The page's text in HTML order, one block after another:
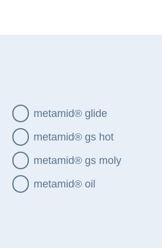
metamid® glide
metamid® gs hot
metamid® gs moly
metamid® oil